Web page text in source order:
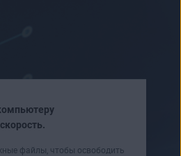
файлы, чтобы освободить